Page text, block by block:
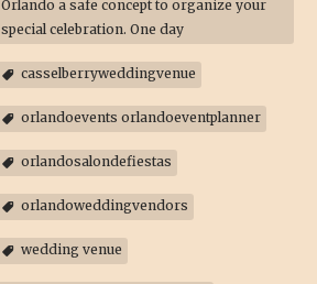
Orlando a safe concept to organize your
special celebration. One day
casselberryweddingvenue
orlandoevents orlandoeventplanner
orlandosalondefiestas
orlandoweddingvendors
wedding venue